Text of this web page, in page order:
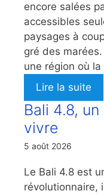
encore salées
accessibles
paysages à
gré des
une région où la
Lire la suite
Bali 4.8,
vivre
5 août 2026
Le Bali 4.8 est
révolutionnaire,